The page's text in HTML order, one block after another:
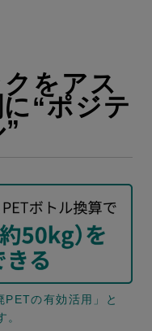
をアス
“ポジテ
PETの有効活用」と
。